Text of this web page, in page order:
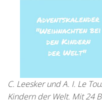
C. Leesker und A. I. Le
Kindern der Welt. Mit 24